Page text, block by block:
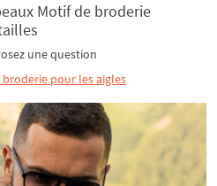
Motif de broderie
une question
broderie pour les aigles